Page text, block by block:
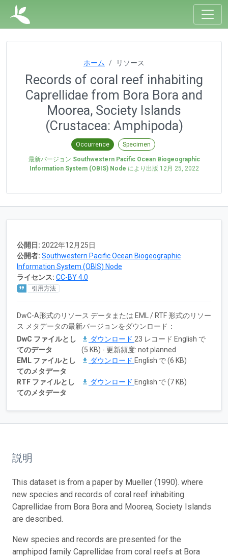
ホーム リソース
Records of coral reef inhabiting
Caprellidae from Bora Bora and
Moorea, Society Islands
(Crustacea: Amphipoda)
Occurrence Specimen
最新バージョン Southwestern Pacific Ocean Biogeographic
Information System (OBIS) Node により出版 12月 25, 2022
公開日: 2022年12月25日
公開者: Southwestern Pacific Ocean Biogeographic
Information System (OBIS) Node
ライセンス: CC-BY 4.0
引用方法
DwC-A形式のリソース データまたは EML / RTF 形式のリソー
ス メタデータの最新バージョンをダウンロード：
DwC ファイルとし
てのデータ
ダウンロード 23 レコード English で
(5 KB) - 更新頻度: not planned
EML ファイルとし
てのメタデータ
ダウンロード English で (6 KB)
RTF ファイルとし
てのメタデータ
ダウンロード English で (7 KB)
説明
This dataset is from a paper by Mueller (1990). where
new species and records of coral reef inhabiting
Caprellidae from Bora Bora and Moorea, Society Islands
are described.
New species and records are presented for the
amphipod family Caprellidae from coral reefs at Bora